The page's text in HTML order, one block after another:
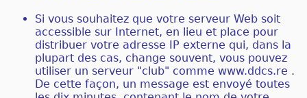
Si vous souhaitez que votre serveur Web soit
accessible sur Internet, en lieu et place pour
distribuer votre adresse IP externe qui, dans la
plupart des cas, change souvent, vous pouvez
utiliser un serveur "club" comme www.ddcs.re .
De cette façon, un message est envoyé toutes